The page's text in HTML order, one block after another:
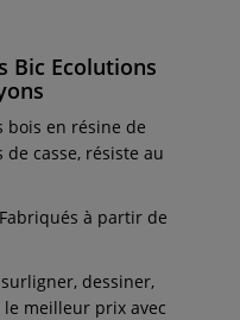
Bic Ecolutions
bois en résine de
casse, résiste au
à partir de
dessiner,
meilleur prix avec